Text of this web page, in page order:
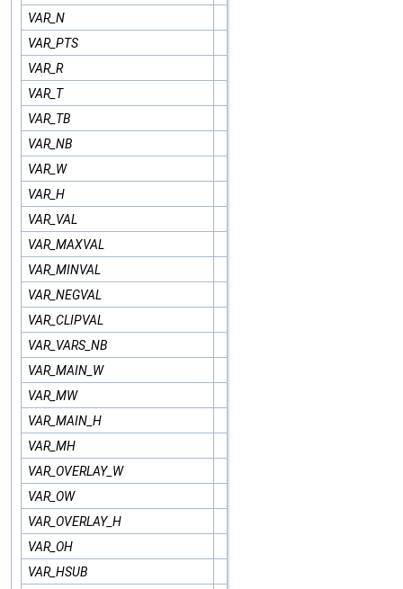
VAR_N
VAR_PTS
VAR_R
VAR_T
VAR_TB
VAR_NB
VAR_W
VAR_H
VAR_VAL
VAR_MAXVAL
VAR_MINVAL
VAR_NEGVAL
VAR_CLIPVAL
VAR_VARS_NB
VAR_MAIN_W
VAR_MW
VAR_MAIN_H
VAR_MH
VAR_OVERLAY_W
VAR_OW
VAR_OVERLAY_H
VAR_OH
VAR_HSUB